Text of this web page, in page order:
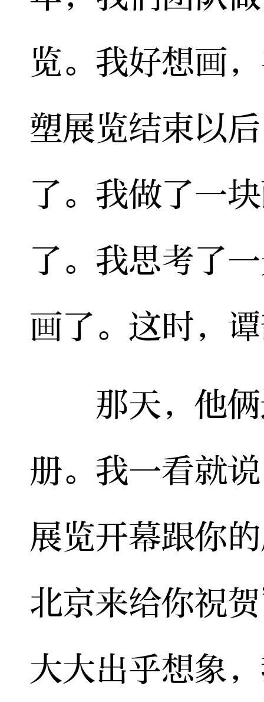
览。我好想画
塑展览结束以
了。我做了一
了。我思考了
画了。这时，
那天，他俩
册。我一看就
展览开幕跟你
北京来给你祝
大大出乎想象